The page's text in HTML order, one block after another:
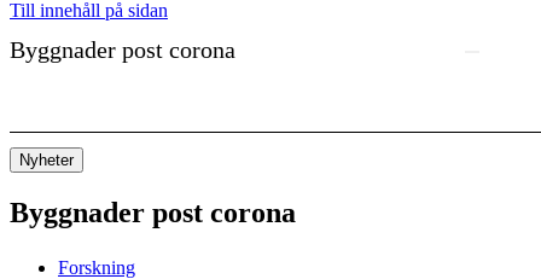
Till innehåll på sidan
Byggnader post corona
Nyheter
Byggnader post corona
Forskning